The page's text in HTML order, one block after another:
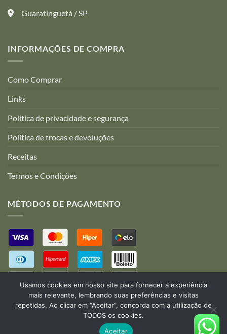
Guaratinguetá / SP
INFORMAÇÕES DE COMPRA
Como Comprar
Links
Politica de privacidade e segurança
Política de trocas e devoluções
Receitas
Termos e Condições
MÉTODOS DE PAGAMENTO
Desenvolvido por:B2V-Web
Usamos cookies em nosso site para fornecer a experiência
mais relevante, lembrando suas preferências e visitas
repetidas. Ao clicar em “Aceitar”, concorda com a utilização de
TODOS os cookies.
Aceitar